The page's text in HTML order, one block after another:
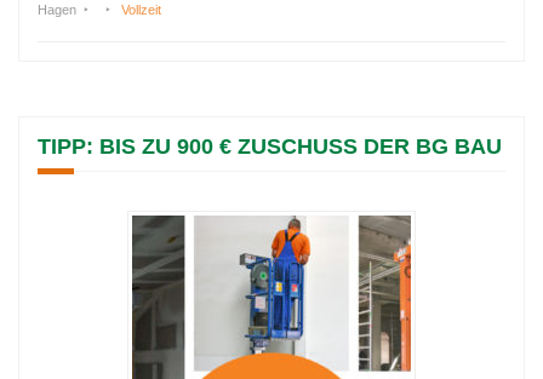
Hagen Vollzeit
TIPP: BIS ZU 900 € ZUSCHUSS DER BG BAU